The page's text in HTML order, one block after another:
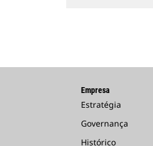
Empresa
Estratégia
Governança
Histórico